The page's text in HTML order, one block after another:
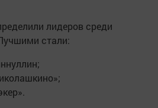
лидеров среди
стали: